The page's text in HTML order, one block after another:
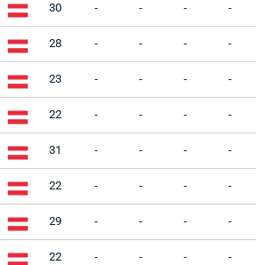
30 - - - -
28 - - - -
23 - - - -
22 - - - -
31 - - - -
22 - - - -
29 - - - -
22 - - - -